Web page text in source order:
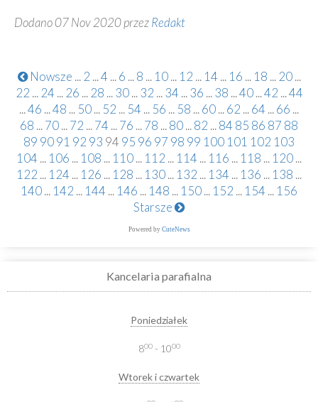
Dodano 07 Nov 2020 przezRedakt
Nowsze ... 2 ...4 ... 6 ... 8 ... 10 ... 12 ... 14 ... 16 ... 18 ... 20 ...
22 ... 24 ... 26 ... 28 ... 30 ... 32 ... 34 ... 36 ... 38 ...40 ...42 ...44
...46 ...48 ... 50... 52 ... 54 ... 56 ... 58 ...60...62 ...64 ...66 ...
68 ...70...72 ...74 ...76 ...78 ...80...82 ...84 85 86 87 88
89 9091 92 93 94 95 96 97 98 99 100 101 102 103
104 ... 106 ... 108 ... 110... 112 ... 114 ... 116 ... 118 ... 120...
122 ... 124 ... 126 ... 128 ... 130... 132 ... 134 ... 136 ... 138 ...
140... 142 ... 144 ... 146 ... 148 ... 150... 152 ... 154 ... 156
Starsze
Powered by CuteNews
Kancelaria parafialna
Poniedziałek
800- 1000
Wtorek i czwartek